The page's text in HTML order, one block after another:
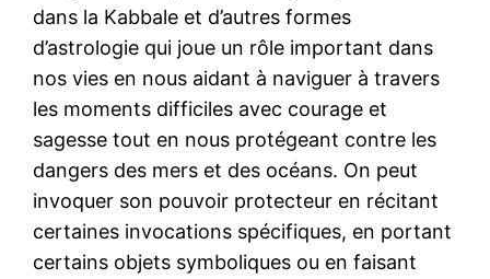
dans la Kabbale et d’autres formes
d’astrologie qui joue un rôle important dans
nos vies en nous aidant à naviguer à travers
les moments difficiles avec courage et
sagesse tout en nous protégeant contre les
dangers des mers et des océans. On peut
invoquer son pouvoir protecteur en récitant
certaines invocations spécifiques, en portant
certains objets symboliques ou en faisant